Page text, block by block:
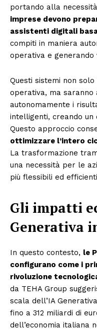
portando alla
imprese devono
assistenti digitali
compiti in maniera
operativa e generando
Questi sistemi non
operativa, ma saranno
autonomamente i
intelligenti, creando un
Questo approccio
ottimizzare l’intero
La trasformazione
una necessità per le
più flessibili ed
Gli impatti
Generativa
In questo contesto, le
configurano come i
rivoluzione
da TEHA Group
scala dell’IA
fino a 312 miliardi di
dell’economia italiana